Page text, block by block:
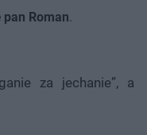
pan Roman.
za jechanie”, a